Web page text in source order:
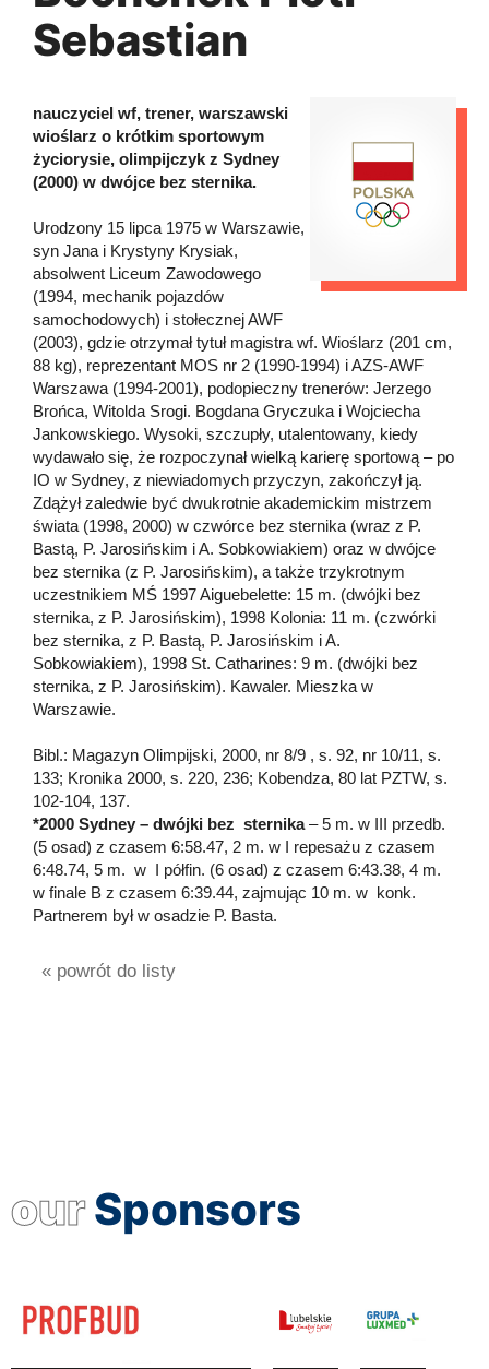
Sebastian
nauczyciel wf, trener, warszawski
wioślarz o krótkim sportowym
życiorysie, olimpijczyk z Sydney
(2000) w dwójce bez sternika.
Urodzony 15 lipca 1975 w Warszawie,
syn Jana i Krystyny Krysiak,
absolwent Liceum Zawodowego
(1994, mechanik pojazdów
samochodowych) i stołecznej AWF
(2003), gdzie otrzymał tytuł magistra wf. Wioślarz (201 cm,
88 kg), reprezentant MOS nr 2 (1990-1994) i AZS-AWF
Warszawa (1994-2001), podopieczny trenerów: Jerzego
Brońca, Witolda Srogi. Bogdana Gryczuka i Wojciecha
Jankowskiego. Wysoki, szczupły, utalentowany, kiedy
wydawało się, że rozpoczynał wielką karierę sportową – po
IO w Sydney, z niewiadomych przyczyn, zakończył ją.
Zdążył zaledwie być dwukrotnie akademickim mistrzem
świata (1998, 2000) w czwórce bez sternika (wraz z P.
Bastą, P. Jarosińskim i A. Sobkowiakiem) oraz w dwójce
bez sternika (z P. Jarosińskim), a także trzykrotnym
uczestnikiem MŚ 1997 Aiguebelette: 15 m. (dwójki bez
sternika, z P. Jarosińskim), 1998 Kolonia: 11 m. (czwórki
bez sternika, z P. Bastą, P. Jarosińskim i A.
Sobkowiakiem), 1998 St. Catharines: 9 m. (dwójki bez
sternika, z P. Jarosińskim). Kawaler. Mieszka w
Warszawie.
Bibl.: Magazyn Olimpijski, 2000, nr 8/9 , s. 92, nr 10/11, s.
133; Kronika 2000, s. 220, 236; Kobendza, 80 lat PZTW, s.
102-104, 137.
*2000 Sydney – dwójki bez sternika– 5 m. w III przedb.
(5 osad) z czasem 6:58.47, 2 m. w I repesażu z czasem
6:48.74, 5 m. w I półfin. (6 osad) z czasem 6:43.38, 4 m.
w finale B z czasem 6:39.44, zajmując 10 m. w konk.
Partnerem był w osadzie P. Basta.
« powrót do listy
ourSponsors